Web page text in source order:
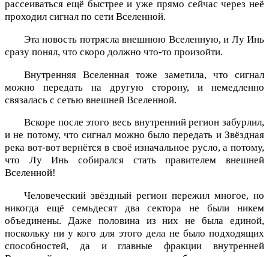
рассеиваться ещё быстрее и уже прямо сейчас через неё
проходил сигнал по сети Вселенной.
Эта новость потрясла внешнюю Вселенную, и Лу Инь
сразу понял, что скоро должно что-то произойти.
Внутренняя Вселенная тоже заметила, что сигнал
можно передать на другую сторону, и немедленно
связалась с сетью внешней Вселенной.
Вскоре после этого весь внутренний регион забурлил,
и не потому, что сигнал можно было передать и Звёздная
река вот-вот вернётся в своё изначальное русло, а потому,
что Лу Инь собирался стать правителем внешней
Вселенной!
Человеческий звёздный регион пережил многое, но
никогда ещё семьдесят два сектора не были никем
объединены. Даже половина из них не была единой,
поскольку ни у кого для этого дела не было подходящих
способностей, да и главные фракции внутренней